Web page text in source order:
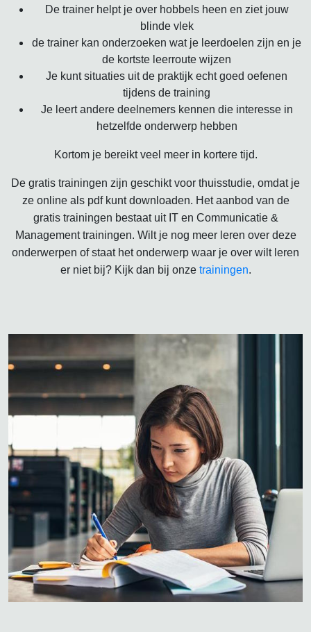
De trainer helpt je over hobbels heen en ziet jouw
blinde vlek
de trainer kan onderzoeken wat je leerdoelen zijn en je
de kortste leerroute wijzen
Je kunt situaties uit de praktijk echt goed oefenen
tijdens de training
Je leert andere deelnemers kennen die interesse in
hetzelfde onderwerp hebben
Kortom je bereikt veel meer in kortere tijd.
De gratis trainingen zijn geschikt voor thuisstudie, omdat je
ze online als pdf kunt downloaden. Het aanbod van de
gratis trainingen bestaat uit IT en Communicatie &
Management trainingen. Wilt je nog meer leren over deze
onderwerpen of staat het onderwerp waar je over wilt leren
er niet bij? Kijk dan bij onze trainingen.